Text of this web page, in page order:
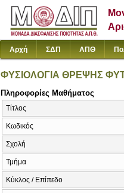
Αρχή ΣΔΠ ΑΠΘ
ΦΥΣΙΟΛΟΓΙΑ ΘΡΕΨΗΣ
Πληροφορίες Μαθήματος
Τίτλος
Κωδικός
Σχολή
Τμήμα
Κύκλος / Επίπεδο